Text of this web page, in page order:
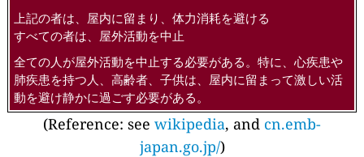
上記の者は、屋内に留まり、体力消耗を避ける
すべての者は、屋外活動を中止
全ての人が屋外活動を中止する必要がある。特に、心疾患や
肺疾患を持つ人、高齢者、子供は、屋内に留まって激しい活
動を避け静かに過ごす必要がある。
(Reference: see wikipedia, and cn.emb-
japan.go.jp/)